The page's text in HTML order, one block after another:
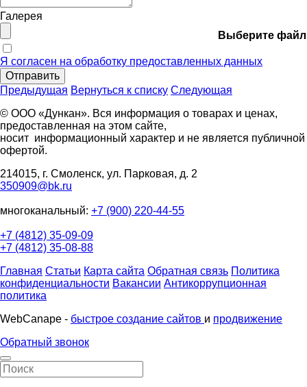
Галерея
Выберите файл
Я согласен на обработку предоставленных данных
Отправить
Предыдущая Вернуться к списку Следующая
© ООО «Дункан». Вся информация о товарах и ценах,
предоставленная на этом сайте,
носит информационный характер и не является публичной
офертой.
214015, г. Смоленск, ул. Парковая, д. 2
350909@bk.ru
многоканальный: +7 (900) 220-44-55
+7 (4812) 35-09-09
+7 (4812) 35-08-88
Главная Статьи Карта сайта Обратная связь Политика
конфиденциальности Вакансии Антикоррупционная
политика
WebCanape - быстрое создание сайтов и продвижение
Обратный звонок